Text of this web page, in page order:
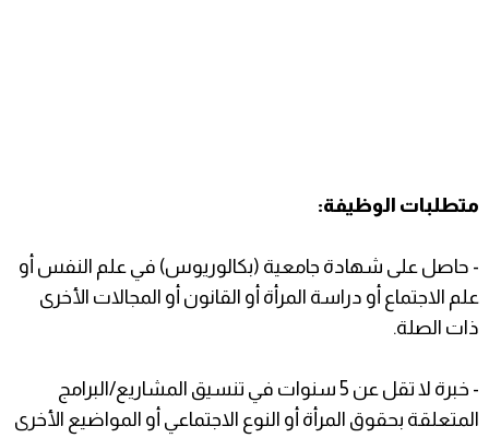
متطلبات الوظيفة:
- حاصل على شهادة جامعية (بكالوريوس) في علم النفس أو
علم الاجتماع أو دراسة المرأة أو القانون أو المجالات الأخرى
ذات الصلة.
- خبرة لا تقل عن 5 سنوات في تنسيق المشاريع/البرامج
المتعلقة بحقوق المرأة أو النوع الاجتماعي أو المواضيع الأخرى